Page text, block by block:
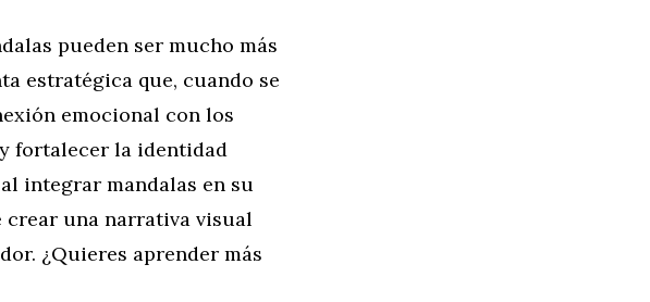
pueden ser mucho más
estratégica que, cuando se
emocional con los
fortalecer la identidad
integrar mandalas en su
crear una narrativa visual
¿Quieres aprender más